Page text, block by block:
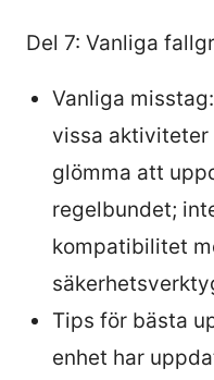
Del 7: Vanliga
Vanliga
vissa
glömma att
regelbundet;
kompatibilitet
Tips för bästa
enhet har